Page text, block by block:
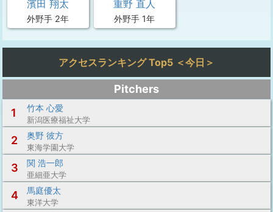
濱田 翔太
外野手 2年
重野 直人
外野手 1年
アクセスランキング Top5 ＜今日＞
Pitchers
1
竹本 心愛
新潟医療福祉大学
2 奥野 彼方
東海学園大学
3 関 浩一郎
亜細亜大学
4 馬庭優太
東洋大学